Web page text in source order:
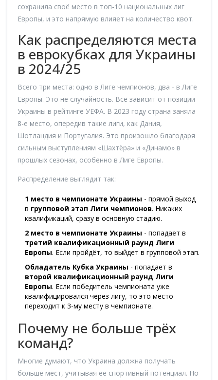
сохранила своё место в топ-10 национальных лиг
Европы, и это напрямую влияет на количество квот.
Как распределяются места
в еврокубках для Украины
в 2024/25
Всего три места: одно в Лиге чемпионов, два - в Лиге
Европы. Это не случайность. Всё зависит от позиции
Украины в рейтинге УЕФА. В 2023 году страна заняла
8-е место, опередив такие лиги, как Дания,
Шотландия и Португалия. Это произошло благодаря
сильным выступлениям «Шахтёра» и «Динамо» в
прошлых сезонах, особенно в Лиге Европы.
Распределение выглядит так:
1 место в чемпионате Украины - прямой выход
в групповой этап Лиги чемпионов. Никаких
квалификаций, сразу в основную стадию.
2 место в чемпионате Украины - попадает в
третий квалификационный раунд Лиги
Европы. Если пройдёт, то выйдет в групповой этап.
Обладатель Кубка Украины - попадает в
второй квалификационный раунд Лиги
Европы. Если победитель чемпионата уже
квалифицировался через лигу, то это место
переходит к 3-му месту в чемпионате.
Почему не больше трёх
команд?
Многие думают, что Украина должна получать
больше мест, учитывая её спортивный потенциал. Но